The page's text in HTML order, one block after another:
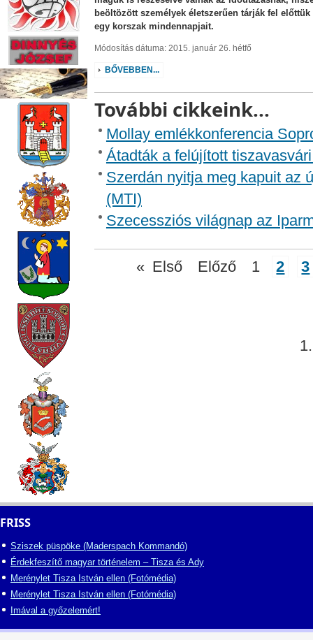
beöltözött személyek életszerűen tárják fel előttük
egy korszak mindennapjait.
Módosítás dátuma: 2015. január 26. hétfő
BŐVEBBEN...
További cikkeink...
Mollay emlékkonferencia
Átadták a felújított
Szerdán nyitja meg kapuit az
(MTI)
Szecessziós világnap az
« Első Előző 1 2 3
FRISS
Sziszek püspöke (Maderspach Kommandó)
Érdekfeszítő magyar történelem – Tisza és Ady
Merénylet Tisza István ellen (Fotómédia)
Merénylet Tisza István ellen (Fotómédia)
Imával a győzelemért!